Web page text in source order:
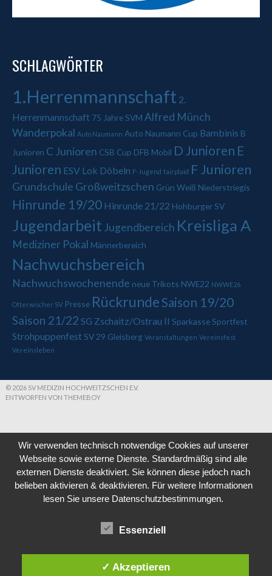
SCHLAGWÖRTER
1.Herrenmannschaft 2.
Herrenmannschaft 75 Jahre SVM Alfred Münch
Wanderpokal Auto Naumann Auto Naumann Cup Bambinis B
Junioren C Junioren CSB Cup DFB Mobil D Junioren E
Junioren ESV Lok Döbeln F-Jugend fairplaid F Junioren
Grundschule Großweitzschen Grün Weiß Niederstriegis
Hinrunde 19/20 Hinrunde 21/22 Hohburger SV
Jugendarbeit Jugendbereich Kreisliga A
Mediziner Pokal Männerbereich
Nachwuchsbereich
Nachwuchswochenende neue Trikots NWE22 NWWE26
Otterwischer SV Presse Rückrunde Saison 19/20
Saison 21/22 SG Zschaitz/Ostrau II SparkasseSportfest
Strohpuppenfest SV 29 Gleisberg Veranstaltungen Vereinsfest
Vereinsleben
© 2026 SV MEDIZIN HOCHWEITZSCHEN E.V.
ENTWORFEN VON THEMEBOY
Wir verwenden technisch notwendige Cookies auf unserer
Webseite sowie externe Dienste. Standardmäßig sind alle
externen Dienste deaktiviert. Sie können diese jedoch nach
belieben aktivieren & deaktivieren. Für weitere Informationen
lesen Sie unsere Datenschutzbestimmungen.
Essenziell
✓ Akzeptieren